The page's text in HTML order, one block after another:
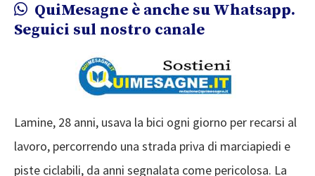
QuiMesagne è anche su Whatsapp.
Seguici sul nostro canale
Lamine, 28 anni, usava la bici ogni giorno per recarsi al
lavoro, percorrendo una strada priva di marciapiedi e
piste ciclabili, da anni segnalata come pericolosa. La